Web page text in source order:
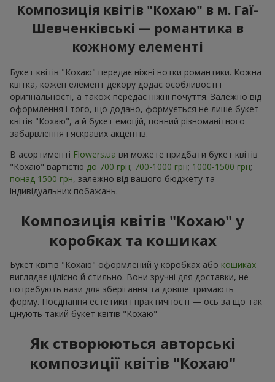
Композиція квітів "Кохаю" в м. Гаї-
Шевченківські — романтика в
кожному елементі
Букет квітів "Кохаю" передає ніжні нотки романтики. Кожна
квітка, кожен елемент декору додає особливості і
оригінальності, а також передає ніжні почуття. Залежно від
оформлення і того, що додано, формується не лише букет
квітів "Кохаю", а й букет емоцій, повний різноманітного
забарвлення і яскравих акцентів.
В асортименті Flowers.ua ви можете придбати букет квітів
"Кохаю" вартістю до 700 грн; 700-1000 грн; 1000-1500 грн;
понад 1500 грн, залежно від вашого бюджету та
індивідуальних побажань.
Композиція квітів "Кохаю" у
коробках та кошиках
Букет квітів "Кохаю" оформлений у коробках або кошиках
виглядає цілісно й стильно. Вони зручні для доставки, не
потребують вази для зберігання та довше тримають
форму. Поєднання естетики і практичності — ось за що так
цінують такий букет квітів "Кохаю"
Як створюються авторські
композиції квітів "Кохаю"